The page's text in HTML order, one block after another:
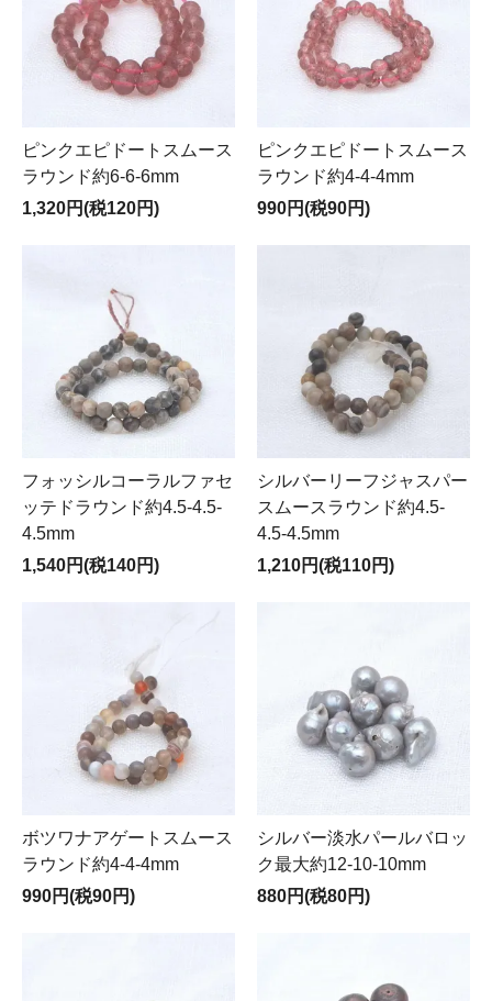
ピンクエピドートスムース
ラウンド約6-6-6mm
1,320円(税120円)
ピンクエピドートスムース
ラウンド約4-4-4mm
990円(税90円)
フォッシルコーラルファセ
ッテドラウンド約4.5-4.5-
4.5mm
1,540円(税140円)
シルバーリーフジャスパー
スムースラウンド約4.5-
4.5-4.5mm
1,210円(税110円)
ボツワナアゲートスムース
ラウンド約4-4-4mm
990円(税90円)
シルバー淡水パールバロッ
ク最大約12-10-10mm
880円(税80円)